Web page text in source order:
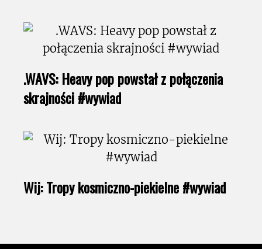
.WAVS: Heavy pop powstał z połączenia
skrajności #wywiad
Wij: Tropy kosmiczno-piekielne #wywiad